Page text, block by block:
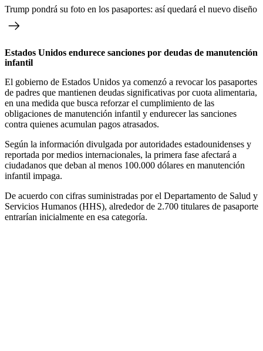
Trump pondrá su foto en los pasaportes: así quedará el nuevo diseño
Estados Unidos endurece sanciones por deudas de manutención
infantil
El gobierno de Estados Unidos ya comenzó a revocar los pasaportes
de padres que mantienen deudas significativas por cuota alimentaria,
en una medida que busca reforzar el cumplimiento de las
obligaciones de manutención infantil y endurecer las sanciones
contra quienes acumulan pagos atrasados.
Según la información divulgada por autoridades estadounidenses y
reportada por medios internacionales, la primera fase afectará a
ciudadanos que deban al menos 100.000 dólares en manutención
infantil impaga.
De acuerdo con cifras suministradas por el Departamento de Salud y
Servicios Humanos (HHS), alrededor de 2.700 titulares de pasaporte
entrarían inicialmente en esa categoría.